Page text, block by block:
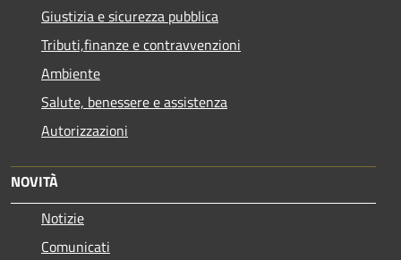
Giustizia e sicurezza pubblica
Tributi,finanze e contravvenzioni
Ambiente
Salute, benessere e assistenza
Autorizzazioni
NOVITÀ
Notizie
Comunicati